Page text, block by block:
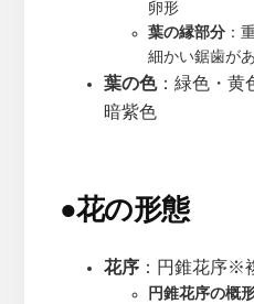
卵形
葉の縁部分：
細かい鋸歯があ
葉の色：緑色・黄
暗紫色
●花の形態
花序：円錐花序※
円錐花序の概